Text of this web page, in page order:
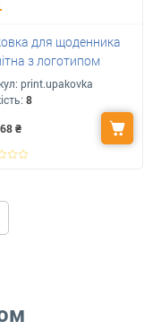
для щоденника
з логотипом
print.upakovka
8
₴